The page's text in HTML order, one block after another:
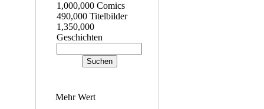
1,000,000 Comics
490,000 Titelbilder
1,350,000
Geschichten
Mehr Wert